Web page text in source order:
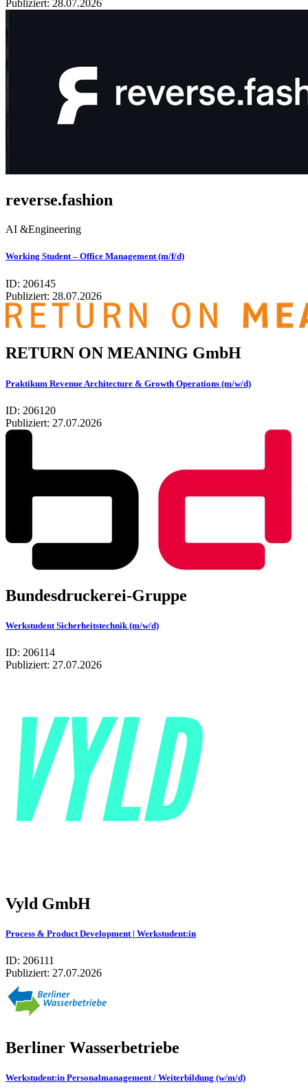
Publiziert: 28.07.2026
reverse.fashion
AI &Engineering
Working Student – Office Management (m/f/d)
ID: 206145
Publiziert: 28.07.2026
RETURN ON MEA­NING GmbH
Praktikum Revenue Architecture & Growth Operations (m/w/d)
ID: 206120
Publiziert: 27.07.2026
Bundesdruckerei-Gruppe
Werkstudent Sicherheitstechnik (m/w/d)
ID: 206114
Publiziert: 27.07.2026
Vyld GmbH
Process & Product Development | Werkstudent:in
ID: 206111
Publiziert: 27.07.2026
Berliner Wasserbetriebe
Werkstudent:in Personalmanagement / Weiterbildung (w/m/d)